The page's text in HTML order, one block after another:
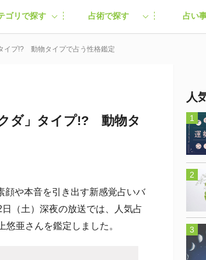
ゴリで探す 占術で探す 占い
ダ」タイプ!? 動物タ
や本音を引き出す新感覚占いバ
（土）深夜の放送では、人気占
亜さんを鑑定しました。
人
イプ!? 動物タイプで占う性格鑑定